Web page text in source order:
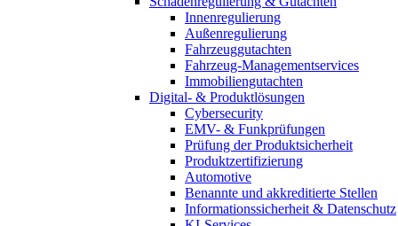
Innenregulierung
Außenregulierung
Fahrzeuggutachten
Fahrzeug-Managementservices
Immobiliengutachten
Digital- & Produktlösungen
Cybersecurity
EMV- & Funkprüfungen
Prüfung der Produktsicherheit
Produktzertifizierung
Automotive
Benannte und akkreditierte Stellen
Informationssicherheit & Datenschutz